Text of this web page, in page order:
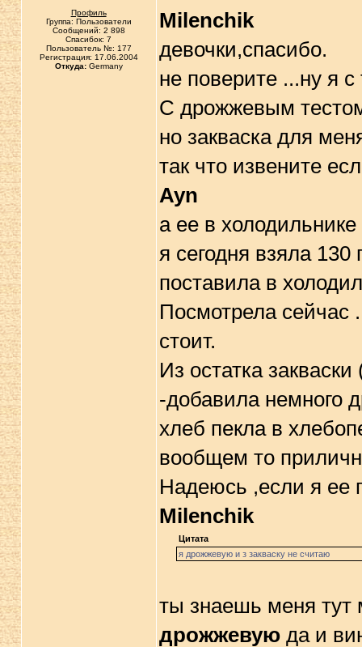
Профиль
Группа: Пользователи
Сообщений: 2 898
Спасибок: 7
Пользователь №: 177
Регистрация: 17.06.2004
Откуда:Germany
Milenchik
девочки,спасибо.
не поверите ...ну я с
С дрожжевым
но закваска для
так что извените
Ayn
а ее в
я сегодня взяла
поставила в
Посмотрела сейчас
стоит.
Из остатка
-добавила немного
хлеб пекла в
вообщем то
Надеюсь ,если я ее
Milenchik
Цитата
я дрожжевую и з закваску не считаю
ты знаешь меня тут
дрожжевуюда и